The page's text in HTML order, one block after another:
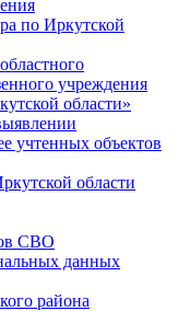
по Иркутской
учреждения
области»
учтенных объектов
области
СВО
данных
района